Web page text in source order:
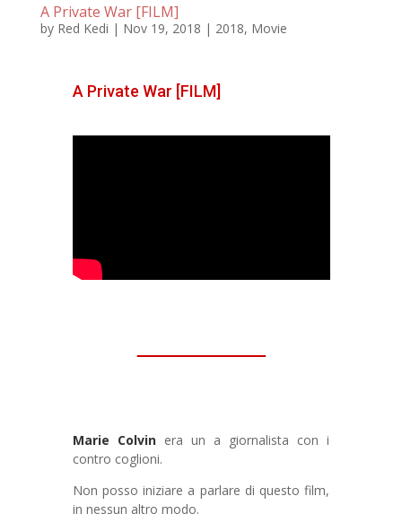
A Private War [FILM]
by Red Kedi | Nov 19, 2018 | 2018, Movie
A Private War [FILM]
Marie Colvinera un a giornalista con i
contro coglioni.
Non posso iniziare a parlare di questo film,
in nessun altro modo.